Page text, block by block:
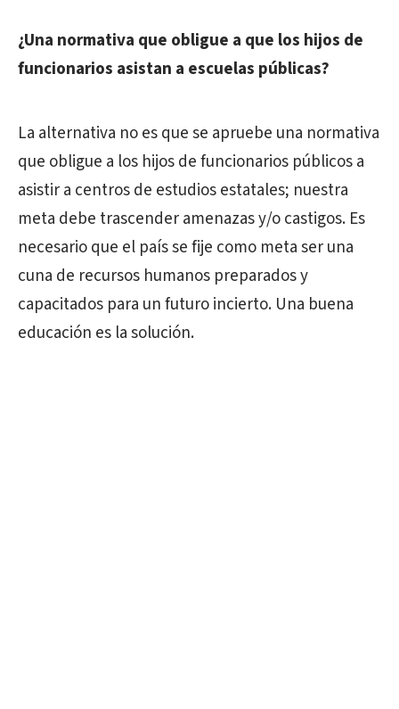
¿Una normativa que obligue a que los hijos de
funcionarios asistan a escuelas públicas?
La alternativa no es que se apruebe una normativa
que obligue a los hijos de funcionarios públicos a
asistir a centros de estudios estatales; nuestra
meta debe trascender amenazas y/o castigos. Es
necesario que el país se fije como meta ser una
cuna de recursos humanos preparados y
capacitados para un futuro incierto. Una buena
educación es la solución.